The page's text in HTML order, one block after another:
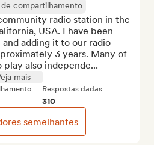
compartilhamento
radio station in the
USA. I have been
adding it to our radio
3 years. Many of
also independe...
mais
Respostas dadas
310
semelhantes